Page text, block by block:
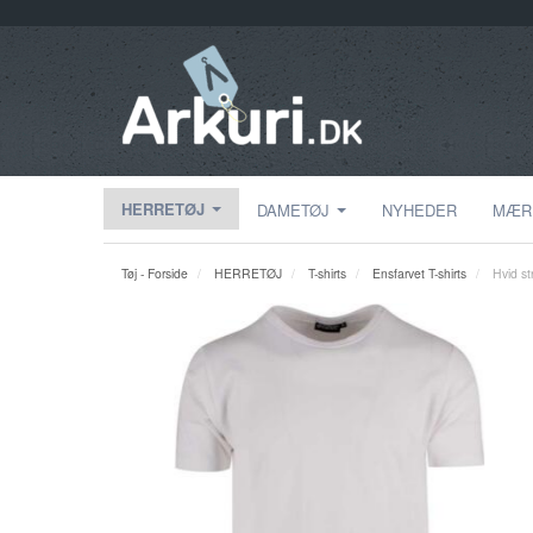
HERRETØJ DAMETØJ NYHEDER
Tøj - Forside HERRETØJ T-shirts Ensfarvet T-shirts Hvid